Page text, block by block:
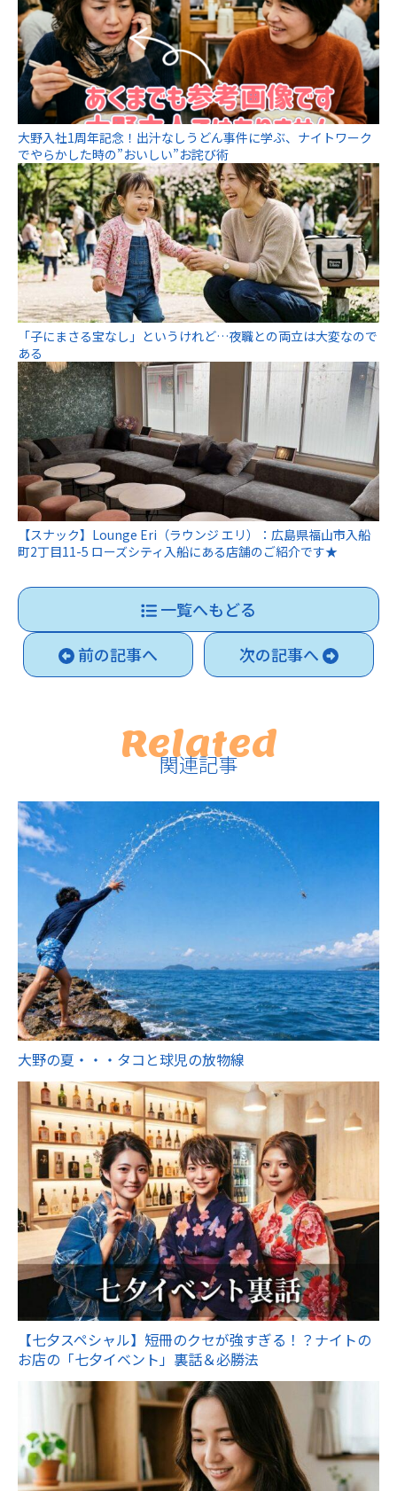
大野入社1周年記念！出汁なしうどん事件に学ぶ、ナイトワーク
でやらかした時の”おいしい”お詫び術
「子にまさる宝なし」というけれど…夜職との両立は大変なので
ある
【スナック】Lounge Eri（ラウンジ エリ）：広島県福山市入船
町2丁目11-5 ローズシティ入船にある店舗のご紹介です★
一覧へもどる
前の記事へ
次の記事へ
Related
関連記事
大野の夏・・・タコと球児の放物線
【七夕スペシャル】短冊のクセが強すぎる！？ナイトの
お店の「七夕イベント」裏話＆必勝法